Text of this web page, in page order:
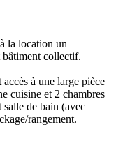
la location un
bâtiment collectif.
à une large pièce
cuisine et 2 chambres
de bain (avec
rangement.